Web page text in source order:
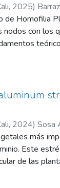
, 2025)
Homofilia
con los
función del
, 2024) Sosa
Dianamás
Este
de las
el aluminio,